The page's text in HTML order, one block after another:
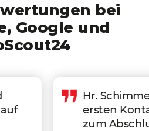
bei
Google und
von der
bis
absolut